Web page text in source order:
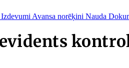
Izdevumi Avansa norēķini Nauda